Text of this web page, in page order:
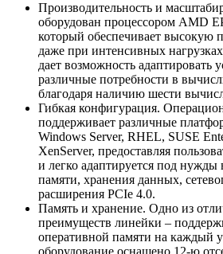
Производительность и
оборудован процессором AMD
который обеспечивает высокую
даже при интенсивных
дает возможность адаптировать
различные потребности в
благодаря наличию шести
Гибкая конфигурация.
поддерживает различные
Windows Server, RHEL, SUSE
XenServer, предоставляя
и легко адаптируется под нужды
памяти, хранения данных,
расширения PCIe 4.0.
Память и хранение. Одно из
преимуществ линейки –
оперативной памяти на каждый
оборудование оснащено 12-ю